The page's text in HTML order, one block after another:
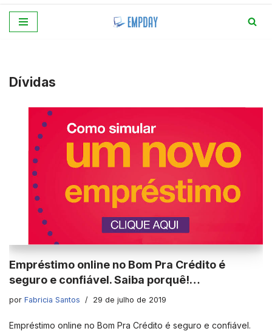
conteúdo
Dívidas
Empréstimo online no Bom Pra Crédito é
seguro e confiável. Saiba porquê!…
por Fabricia Santos 29 de julho de 2019
Empréstimo online no Bom Pra Crédito é seguro e confiável.